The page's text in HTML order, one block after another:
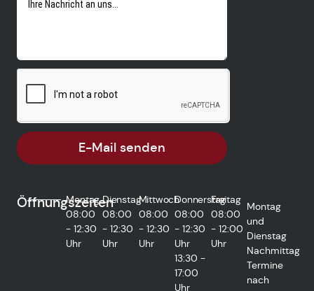
E-Mail senden
Öffnungszeiten
Montag
08:00
- 12:30
Uhr
Dienstag
08:00
- 12:30
Uhr
Mittwoch
08:00
- 12:30
Uhr
Donnerstag
08:00
- 12:30
Uhr
13:30 -
17:00
Uhr
Freitag
08:00
- 12:00
Uhr
Montag
und
Dienstag
Nachmittag
Termine
nach